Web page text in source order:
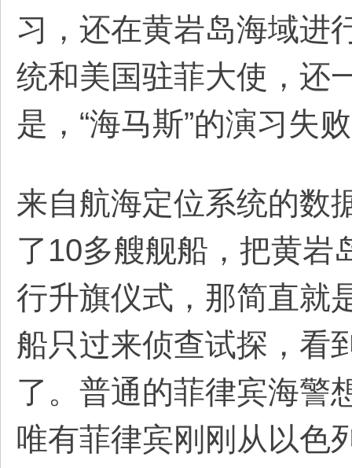
习，还在黄岩岛海域进
统和美国驻菲大使，还
是，“海马斯”的演习失
来自航海定位系统的数
了10多艘舰船，把黄岩
行升旗仪式，那简直就
船只过来侦查试探，看
了。普通的菲律宾海警
唯有菲律宾刚刚从以色